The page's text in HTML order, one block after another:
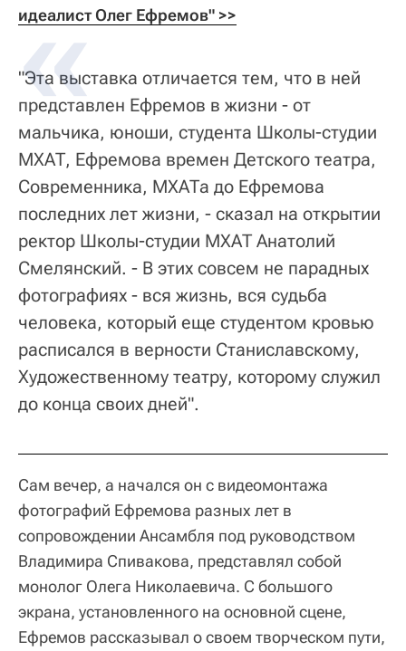
идеалист Олег Ефремов" >>
"Эта выставка отличается тем, что в ней
представлен Ефремов в жизни - от
мальчика, юноши, студента Школы-студии
МХАТ, Ефремова времен Детского театра,
Современника, МХАТа до Ефремова
последних лет жизни, - сказал на открытии
ректор Школы-студии МХАТ Анатолий
Смелянский. - В этих совсем не парадных
фотографиях - вся жизнь, вся судьба
человека, который еще студентом кровью
расписался в верности Станиславскому,
Художественному театру, которому служил
до конца своих дней".
Сам вечер, а начался он с видеомонтажа
фотографий Ефремова разных лет в
сопровождении Ансамбля под руководством
Владимира Спивакова, представлял собой
монолог Олега Николаевича. С большого
экрана, установленного на основной сцене,
Ефремов рассказывал о своем творческом пути,